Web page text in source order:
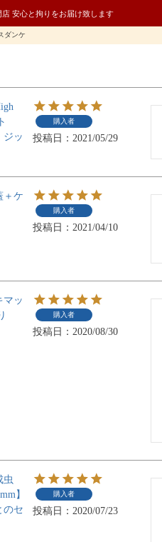
安心と拘りをお届け致します
ダンケ
ッ
購入者
投稿日 2021/05/29
＋ケ
購入者
投稿日 2021/04/10
マッ
購入者
投稿日 2020/08/30
虫
】
のセ
購入者
投稿日 2020/07/23